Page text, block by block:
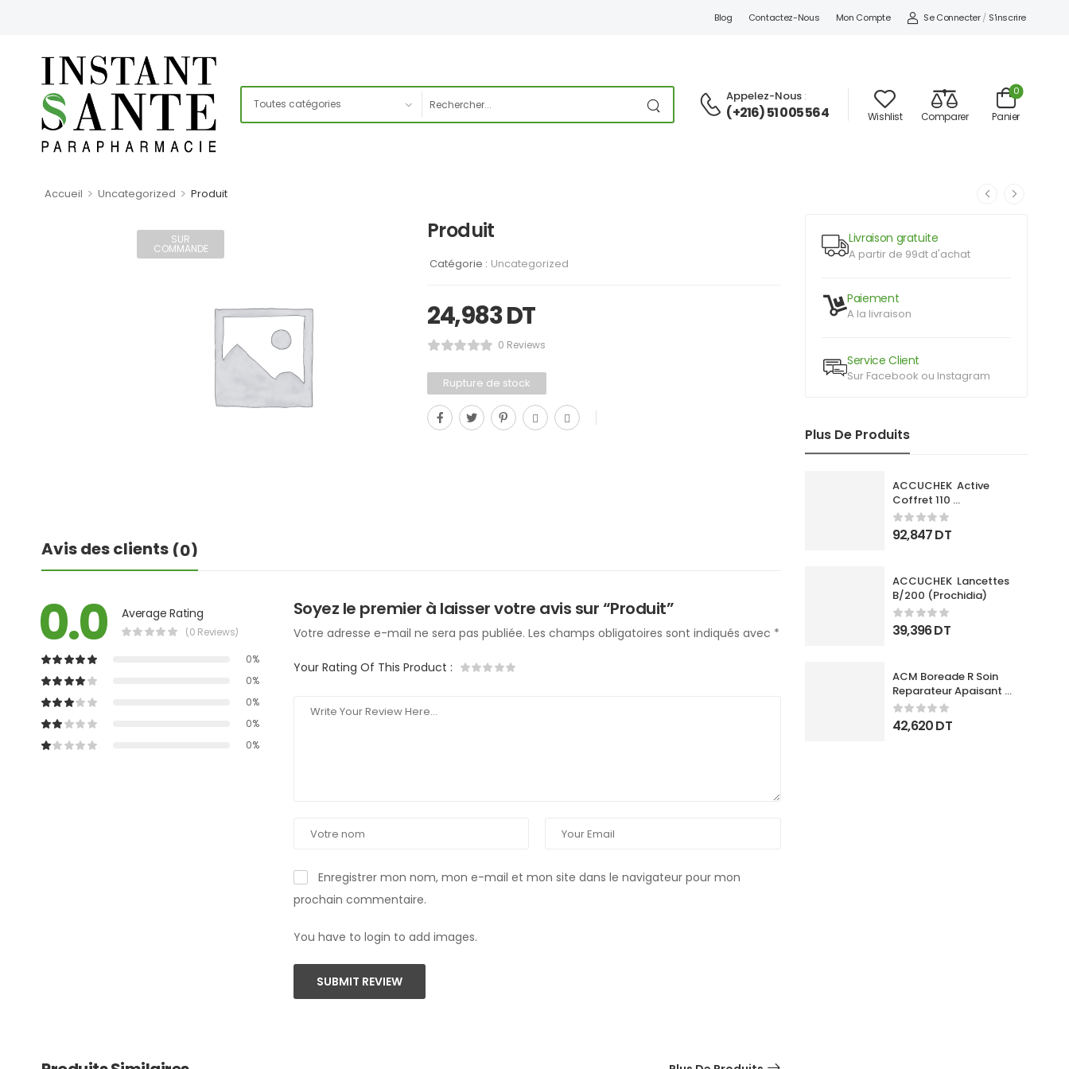
Blog Contactez-Nous Mon Compte Se Connecter / S'inscrire
Appelez-Nous :
(+216) 51 005 564 Wishlist Comparer Panier
0
Accueil > Uncategorized > Produit
Livraison gratuite
A partir de 99dt d'achat
Paiement
A la livraison
Service Client
Sur Facebook ou Instagram
Plus De Produits
ACCUCHEK  Active
Coffret 110
Bandlettes+Appareil
92,847DT
ACCUCHEK  Lancettes
B/200 (Prochidia)
39,396DT
ACM Boreade R Soin
Reparateur Apaisant
40Ml
42,620DT
SUR
COMMANDE
Produit
Catégorie : Uncategorized
24,983DT
0 Reviews
Rupture de stock
Avis des clients (0)
0.0 Average Rating
(0 Reviews)
0%
0%
0%
0%
0%
Soyez le premier à laisser votre avis sur “Produit”
Votre adresse e-mail ne sera pas publiée. Les champs obligatoires sont indiqués avec *
Your Rating Of This Product :
Enregistrer mon nom, mon e-mail et mon site dans le navigateur pour mon
prochain commentaire.
You have to login to add images.
SUBMIT REVIEW